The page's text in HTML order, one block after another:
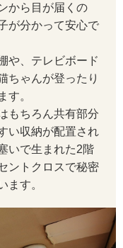
から目が届くの
が分かって安心で
や、テレビボード
ちゃんが登ったり
す。
もちろん共有部分
い収納が配置され
いで生まれた2階
ントクロスで秘密
ます。